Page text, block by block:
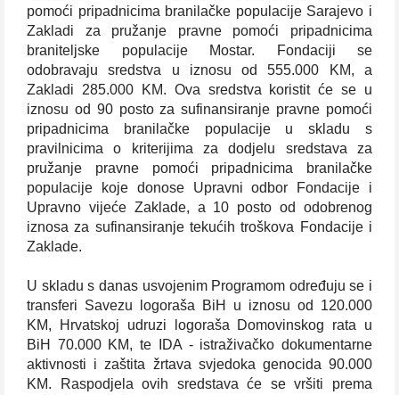
pomoći pripadnicima branilačke populacije Sarajevo i
Zakladi za pružanje pravne pomoći pripadnicima
braniteljske populacije Mostar. Fondaciji se
odobravaju sredstva u iznosu od 555.000 KM, a
Zakladi 285.000 KM. Ova sredstva koristit će se u
iznosu od 90 posto za sufinansiranje pravne pomoći
pripadnicima branilačke populacije u skladu s
pravilnicima o kriterijima za dodjelu sredstava za
pružanje pravne pomoći pripadnicima branilačke
populacije koje donose Upravni odbor Fondacije i
Upravno vijeće Zaklade, a 10 posto od odobrenog
iznosa za sufinansiranje tekućih troškova Fondacije i
Zaklade.
U skladu s danas usvojenim Programom određuju se i
transferi Savezu logoraša BiH u iznosu od 120.000
KM, Hrvatskoj udruzi logoraša Domovinskog rata u
BiH 70.000 KM, te IDA - istraživačko dokumentarne
aktivnosti i zaštita žrtava svjedoka genocida 90.000
KM. Raspodjela ovih sredstava će se vršiti prema